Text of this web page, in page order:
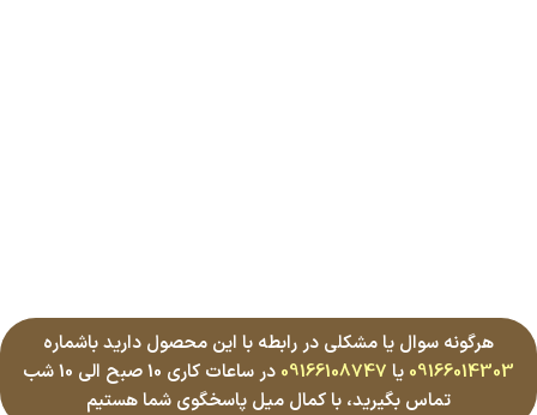
هرگونه سوال یا مشکلی در رابطه با این محصول دارید باشماره
09166014303 یا 09166108747
در ساعات کاری 10 صبح الی 10 شب
تماس بگیرید، با کمال میل پاسخگوی شما هستیم